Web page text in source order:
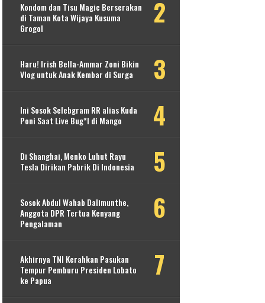
Kondom dan Tisu Magic Berserakan
di Taman Kota Wijaya Kusuma
Grogol
Haru! Irish Bella-Ammar Zoni Bikin
Vlog untuk Anak Kembar di Surga
Ini Sosok Selebgram RR alias Kuda
Poni Saat Live Bug*l di Mango
Di Shanghai, Menko Luhut Rayu
Tesla Dirikan Pabrik Di Indonesia
Sosok Abdul Wahab Dalimunthe,
Anggota DPR Tertua Kenyang
Pengalaman
Akhirnya TNI Kerahkan Pasukan
Tempur Pemburu Presiden Lobato
ke Papua